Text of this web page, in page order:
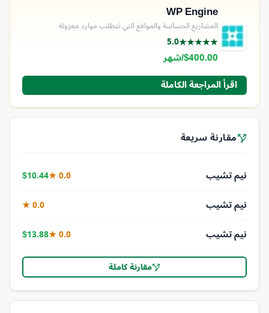
WP Engine
المشاريع الحساسة والمواقع التي تتطلب موارد معزولة
★
★
★
★
★
5.0
$400.00/شهر
اقرأ المراجعة الكاملة
مقارنة سريعة
نيم تشيب 0.0 ★
$10.44
نيم تشيب 0.0 ★
نيم تشيب 0.0 ★
$13.88
مقارنة كاملة